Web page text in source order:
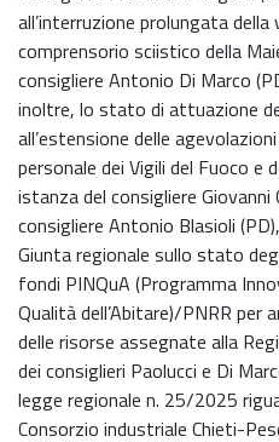
all’interruzione prolungata
comprensorio sciistico della
consigliere Antonio Di Marco
inoltre, lo stato di attuazione
all’estensione delle
personale dei Vigili del Fuoco e
istanza del consigliere Giovanni
consigliere Antonio Blasioli
Giunta regionale sullo stato
fondi PINQuA (Programma
Qualità dell’Abitare)/PNRR per
delle risorse assegnate alla
dei consiglieri Paolucci e Di
legge regionale n. 25/2025
Consorzio industriale Chieti-